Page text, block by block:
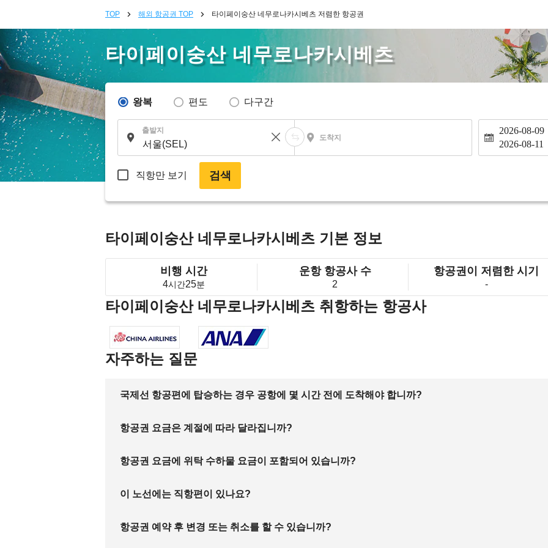
TOP 해외 항공권 TOP 타이페이숭산 네무로나카시베츠 저렴한 항공권
타이페이숭산 네무로나카시베츠
왕복 편도 다구간
출발지
도착지
2026-08-09
2026-08-11
직항만 보기 검색
타이페이숭산 네무로나카시베츠 기본 정보
비행 시간
4시간25분
운항 항공사 수
2
항공권이 저렴한 시기
-
타이페이숭산 네무로나카시베츠 취항하는 항공사
자주하는 질문
국제선 항공편에 탑승하는 경우 공항에 몇 시간 전에 도착해야 합니까?
항공권 요금은 계절에 따라 달라집니까?
항공권 요금에 위탁 수하물 요금이 포함되어 있습니까?
이 노선에는 직항편이 있나요?
항공권 예약 후 변경 또는 취소를 할 수 있습니까?